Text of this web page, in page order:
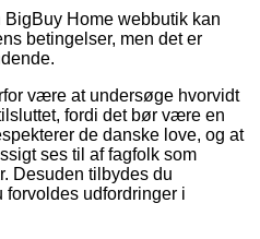
BigBuy Home webbutik kan
betingelser, men det er
være at undersøge hvorvidt
fordi det bør være en
de danske love, og at
ses til af fagfolk som
Desuden tilbydes du
udfordringer i